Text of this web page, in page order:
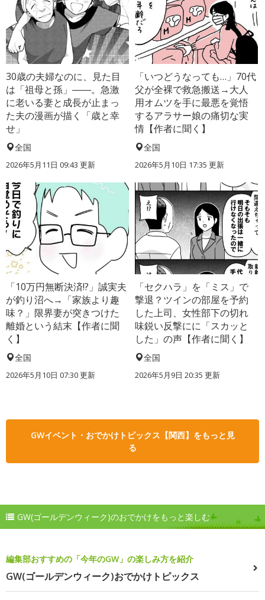
30歳の夫婦なのに、見た目
は「祖母と孫」――。急激
に老いる妻と成長が止まっ
た夫の漫画が描く「歳と幸
せ」
全国
2026年5月11日 09:43 更新
「いつどうなっても…」70代
父が全裸で救急搬送→大人
用オムツを手に最悪を覚悟
するアラサー娘の痛切な実
情【作者に聞く】
全国
2026年5月10日 17:35 更新
「10万円無断決済!?」誠実夫
が釣り沼へ→「家族より趣
味？」限界妻が突きつけた
離婚という結末【作者に聞
く】
全国
2026年5月10日 07:30 更新
「セクハラ」を「ミス」で
撃退？ツインの部屋を予約
した上司、女性部下の切れ
味鋭い反撃にに「スカッと
した」の声【作者に聞く】
全国
2026年5月9日 20:35 更新
GWイベント・おでかけトピックス【関西】をもっと見
る
GW(ゴールデンウィーク)のおでかけをもっと楽しむ
編集部おすすめの「今年のGW」の楽しみ方を紹介
GW(ゴールデンウィーク)おでかけトピックス